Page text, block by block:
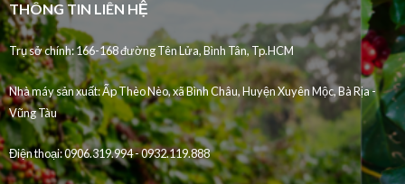
THÔNG TIN LIÊN HỆ
Trụ sở chính: 166-168 đường Tên Lửa, Bình Tân, Tp.HCM
Nhà máy sản xuất:Ấp Thèo Nèo, xã Bình Châu, Huyện Xuyên Mộc, Bà Rịa -
Vũng Tàu
Điện thoại:0906.319.994 - 0932.119.888